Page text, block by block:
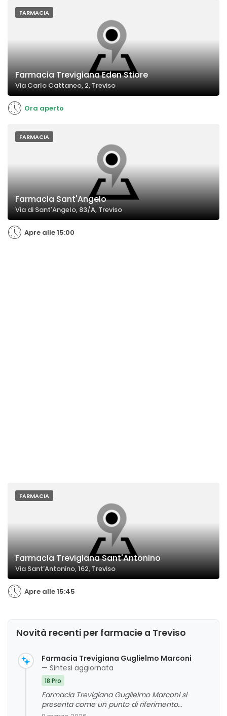
FARMACIA
Farmacia Trevigiana Eden Stiore
Via Carlo Cattaneo, 2, Treviso
Ora aperto
FARMACIA
Farmacia Sant'Angelo
Via di Sant'Angelo, 83/A, Treviso
Apre alle 15:00
FARMACIA
Farmacia Trevigiana Sant'Antonino
Via Sant'Antonino, 162, Treviso
Apre alle 15:45
Novità recenti per farmacie a Treviso
Farmacia Trevigiana Guglielmo Marconi
— Sintesi aggiornata
18 Pro
Farmacia Trevigiana Guglielmo Marconi si
presenta come un punto di riferimento
affidabile e ben fornito nel comune di Treviso,